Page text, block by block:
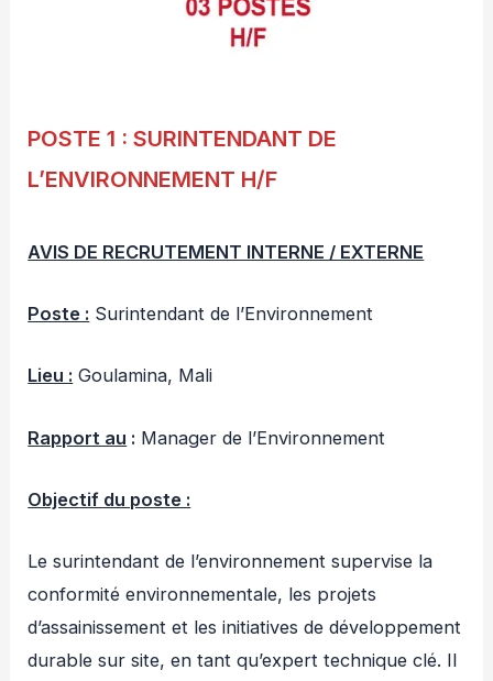
POSTE 1 : SURINTENDANT DE
L’ENVIRONNEMENT H/F
AVIS DE RECRUTEMENT INTERNE / EXTERNE
Poste : Surintendant de l’Environnement
Lieu : Goulamina, Mali
Rapport au : Manager de l’Environnement
Objectif du poste :
Le surintendant de l’environnement supervise la
conformité environnementale, les projets
d’assainissement et les initiatives de développement
durable sur site, en tant qu’expert technique clé. Il